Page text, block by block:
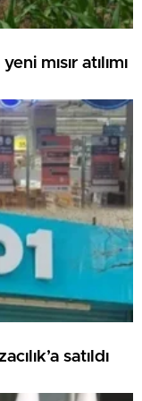
mısır atılımı
satıldı